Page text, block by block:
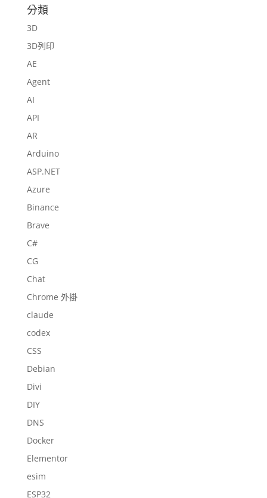
分類
3D
3D列印
AE
Agent
AI
API
AR
Arduino
ASP.NET
Azure
Binance
Brave
C#
CG
Chat
Chrome 外掛
claude
codex
CSS
Debian
Divi
DIY
DNS
Docker
Elementor
esim
ESP32